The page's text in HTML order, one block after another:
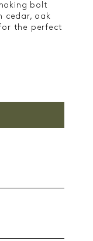
bolt
cedar, oak
the perfect